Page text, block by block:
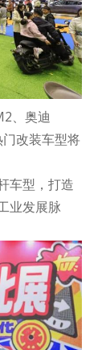
、奥迪
改装车型将
车型，打造
业发展脉